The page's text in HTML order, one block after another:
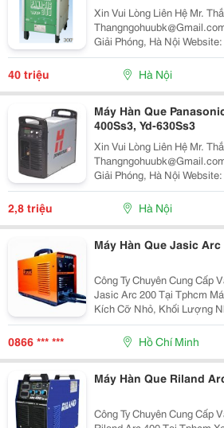
Xin Vui Lòng Liên Hệ Mr. Thắng Đt: 0987 70 25 70
Thangngohuubk@Gmail.com Địa Chỉ: Số 971,
Giải Phóng, Hà Nội Website: Http://Weldtec.com.vn/
Công Ty Công Nghệ Và
Tôi Hân Hạnh Là Đại Lý Ủy
40 triệu Hà Nội
Máy Hàn Que
400Ss3, Yd-630Ss3
Xin Vui Lòng Liên Hệ Mr. Thắng Đt: 0987 70 25 70
Thangngohuubk@Gmail.com Địa Chỉ: Số 971,
Giải Phóng, Hà Nội Website: Http://Weldtec.com.vn/
Công Ty Công Nghệ Và
Tôi Hân Hạnh Là Đại Lý Ủy
2,8 triệu Hà Nội
Máy Hàn Que Jasic
Công Ty Chuyên Cung Cấp
Jasic Arc 200 Tại Tphcm Máy Hàn Que Jasic Arc 200 -
Kích Cỡ Nhỏ, Khối Lượng
Sử Dụng Năng Lượng Hiệu
Quang Với Chức Năng
0866 *** *** Hồ Chí Minh
Máy Hàn Que Riland
Công Ty Chuyên Cung Cấp